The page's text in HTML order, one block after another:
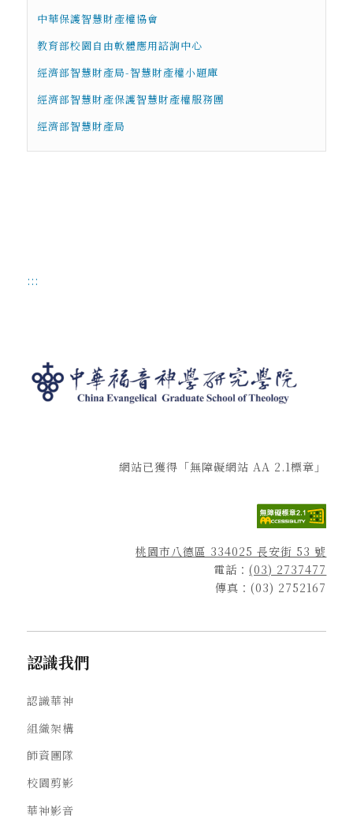
中華保護智慧財產權協會
教育部校園自由軟體應用諮詢中心
經濟部智慧財產局-智慧財產權小題庫
經濟部智慧財產保護智慧財產權服務團
經濟部智慧財產局
:::
網站已獲得「無障礙網站 AA 2.1標章」
桃園市八德區 334025 長安街 53 號
電話：(03) 2737477
傳真：(03) 2752167
認識我們
認識華神
組織架構
師資團隊
校園剪影
華神影音